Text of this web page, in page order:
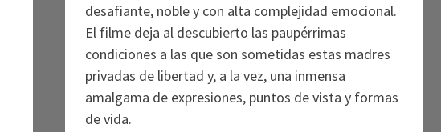
desafiante, noble y con alta complejidad emocional.
El filme deja al descubierto las paupérrimas
condiciones a las que son sometidas estas madres
privadas de libertad y, a la vez, una inmensa
amalgama de expresiones, puntos de vista y formas
de vida.